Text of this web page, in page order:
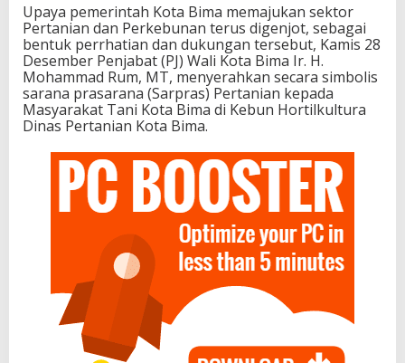
Upaya pemerintah Kota Bima memajukan sektor
Pertanian dan Perkebunan terus digenjot, sebagai
bentuk perrhatian dan dukungan tersebut, Kamis 28
Desember Penjabat (PJ) Wali Kota Bima Ir. H.
Mohammad Rum, MT, menyerahkan secara simbolis
sarana prasarana (Sarpras) Pertanian kepada
Masyarakat Tani Kota Bima di Kebun Hortilkultura
Dinas Pertanian Kota Bima.